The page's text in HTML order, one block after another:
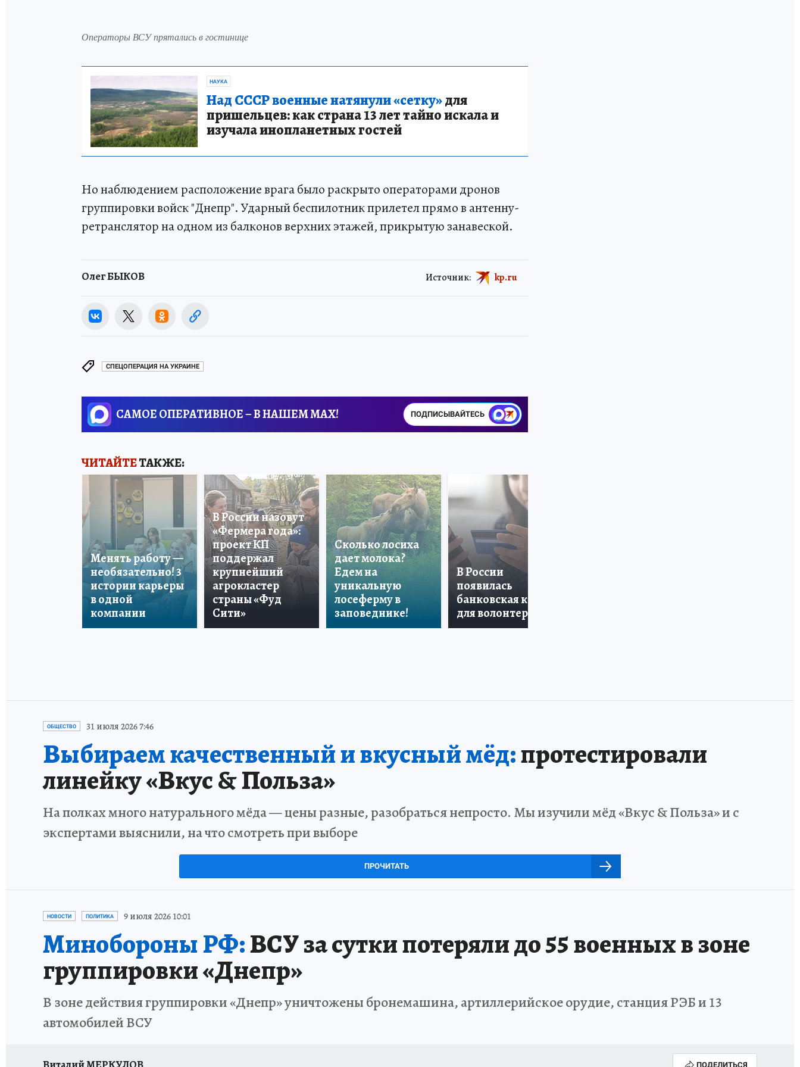
Операторы ВСУ прятались в гостинице
НАУКА
Над СССР военные натянули «сетку»для
пришельцев: как страна 13 лет тайно искала и
изучала инопланетных гостей
Но наблюдением расположение врага было раскрыто операторами дронов
группировки войск "Днепр". Ударный беспилотник прилетел прямо в антенну-
ретранслятор на одном из балконов верхних этажей, прикрытую занавеской.
Олег БЫКОВ Источник: kp.ru
СПЕЦОПЕРАЦИЯ НА УКРАИНЕ
САМОЕ ОПЕРАТИВНОЕ – В НАШЕМ MAX! ПОДПИСЫВАЙТЕСЬ
ЧИТАЙТЕТАКЖЕ:
Менять работу —
необязательно! 3
истории карьеры
в одной
компании
В России назовут
«Фермера года»:
проект КП
поддержал
крупнейший
агрокластер
страны «Фуд
Сити»
Сколько лосиха
дает молока?
Едем на
уникальную
лосеферму в
заповеднике!
В России
появилась
банковская карта
для волонтеров
ОБЩЕСТВО 31 июля 2026 7:46
Выбираем качественный и вкусный мёд:протестировали
линейку «Вкус & Польза»
На полках много натурального мёда — цены разные, разобраться непросто. Мы изучили мёд «Вкус & Польза» и с
экспертами выяснили, на что смотреть при выборе
ПРОЧИТАТЬ
НОВОСТИ ПОЛИТИКА 9 июля 2026 10:01
Минобороны РФ:ВСУ за сутки потеряли до 55 военных в зоне
группировки «Днепр»
В зоне действия группировки «Днепр» уничтожены бронемашина, артиллерийское орудие, станция РЭБ и 13
автомобилей ВСУ
ПОДЕЛИТЬСЯ